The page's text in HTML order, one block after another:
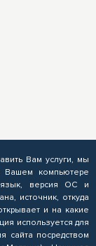
Вам услуги, мы
Вашем компьютере
язык, версия ОС и
источник, откуда
и на какие
используется для
сайта посредством